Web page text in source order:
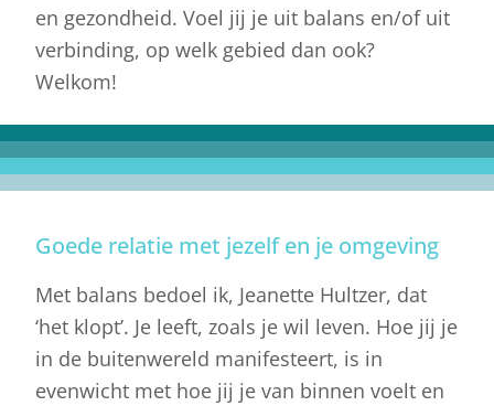
en gezondheid. Voel jij je uit balans en/of uit
verbinding, op welk gebied dan ook?
Welkom!
Goede relatie met jezelf en je omgeving
Met balans bedoel ik, Jeanette Hultzer, dat
‘het klopt’. Je leeft, zoals je wil leven. Hoe jij je
in de buitenwereld manifesteert, is in
evenwicht met hoe jij je van binnen voelt en